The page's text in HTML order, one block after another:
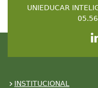
UNIEDUCAR
INSTITUCIONAL